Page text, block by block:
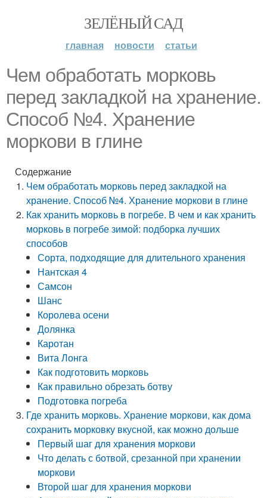
ЗЕЛЁНЫЙ САД
главная новости статьи
Чем обработать морковь
перед закладкой на хранение.
Способ №4. Хранение
моркови в глине
Содержание
Чем обработать морковь перед закладкой на
хранение. Способ №4. Хранение моркови в глине
Как хранить морковь в погребе. В чем и как хранить
морковь в погребе зимой: подборка лучших
способов
Сорта, подходящие для длительного хранения
Нантская 4
Самсон
Шанс
Королева осени
Долянка
Каротан
Вита Лонга
Как подготовить морковь
Как правильно обрезать ботву
Подготовка погреба
Где хранить морковь. Хранение моркови, как дома
сохранить морковку вкусной, как можно дольше
Первый шаг для хранения моркови
Что делать с ботвой, срезанной при хранении
моркови
Второй шаг для хранения моркови